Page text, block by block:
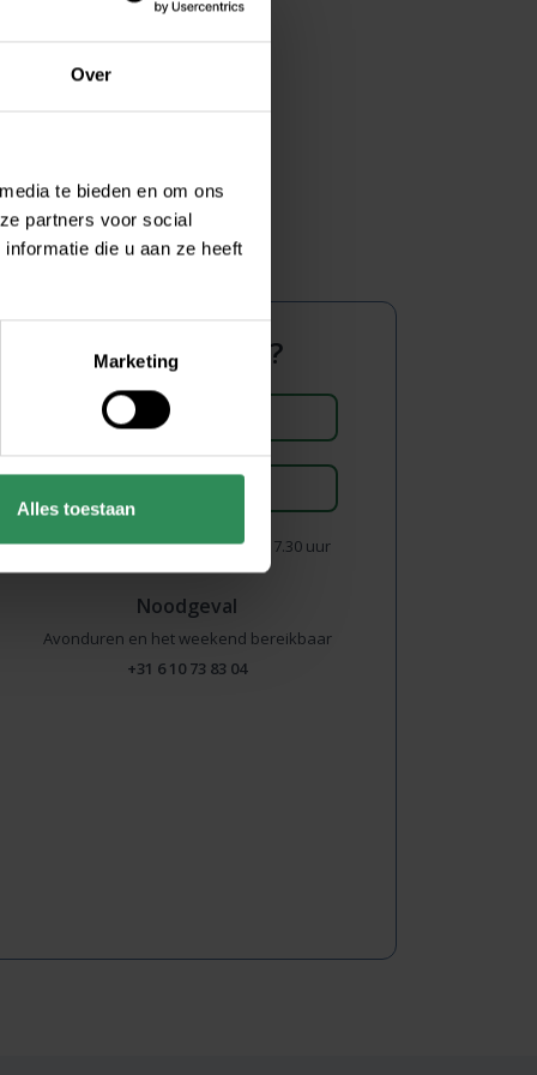
Over
te bieden en om ons
partners voor social
die u aan ze heeft
Marketing
Alles toestaan
Advies nodig?
(0186) 82 00 15
Maandag t/m vrijdag: 08.00 tot 17.30 uur
Noodgeval
Avonduren en het weekend bereikbaar
+31 6 10 73 83 04